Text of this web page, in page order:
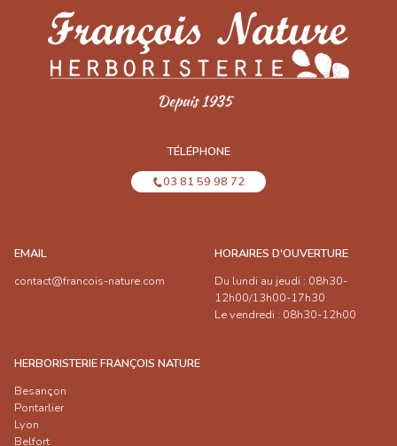
TÉLÉPHONE
03 81 59 98 72
EMAIL
contact@francois-nature.com
HORAIRES D'OUVERTURE
Du lundi au jeudi : 08h30-
12h00/13h00-17h30
Le vendredi : 08h30-12h00
HERBORISTERIE FRANÇOIS NATURE
Besançon
Pontarlier
Lyon
Belfort